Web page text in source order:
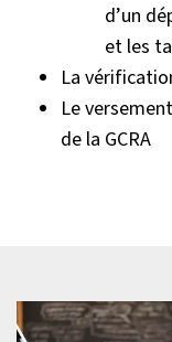
d’un
et les
La
Le
de la GCRA